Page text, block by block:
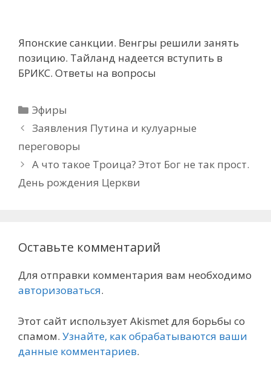
Японские санкции. Венгры решили занять
позицию. Тайланд надеется вступить в
БРИКС. Ответы на вопросы
Рубрики
Эфиры
Заявления Путина и кулуарные
переговоры
А что такое Троица? Этот Бог не так прост.
День рождения Церкви
Оставьте комментарий
Для отправки комментария вам необходимо
авторизоваться.
Этот сайт использует Akismet для борьбы со
спамом. Узнайте, как обрабатываются ваши
данные комментариев.